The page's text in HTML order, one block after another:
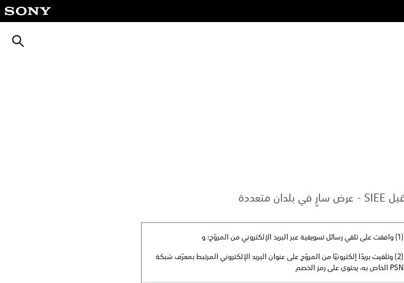
(1) وافقت على تلقي رسائل تسويقية عبر البريد الإلكتروني من المروّج؛ و
(2) وتلقيت بريدًا إلكترونيًا من المروّج على عنوان البريد الإلكتروني المرتبط بمعرّف شبكة
PSN الخاص به، يحتوي على رمز الخصم